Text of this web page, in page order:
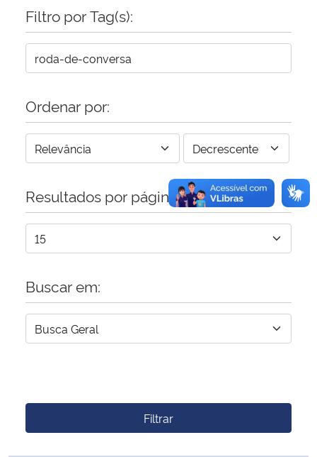
Filtro por Tag(s):
Ordenar por:
Resultados por página:
Buscar em:
Filtrar